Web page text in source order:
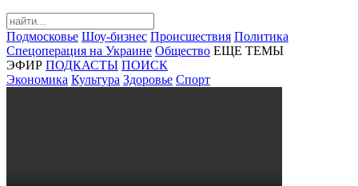
Подмосковье Шоу-бизнес Происшествия Политика
Спецоперация на Украине Общество ЕЩЕ ТЕМЫ
ЭФИР ПОДКАСТЫ ПОИСК
Экономика Культура Здоровье Спорт